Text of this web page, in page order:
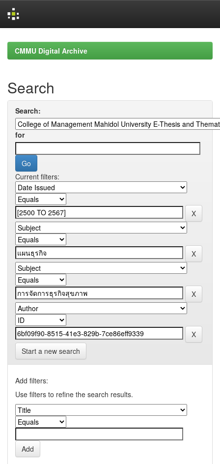
navigationCMMU Digital Archive
Search
Search:
for
Current filters:
Start a new search
Add filters:
Use filters to refine the search results.